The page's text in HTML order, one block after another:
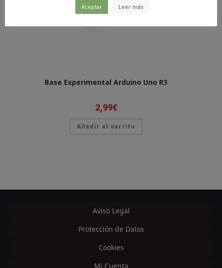
Base Experimental Arduino Uno R3
2,99€
Añadir al carrito
Aceptar Leer más
Aviso Legal
Protección de Datos
Cookies
Mi Cuenta